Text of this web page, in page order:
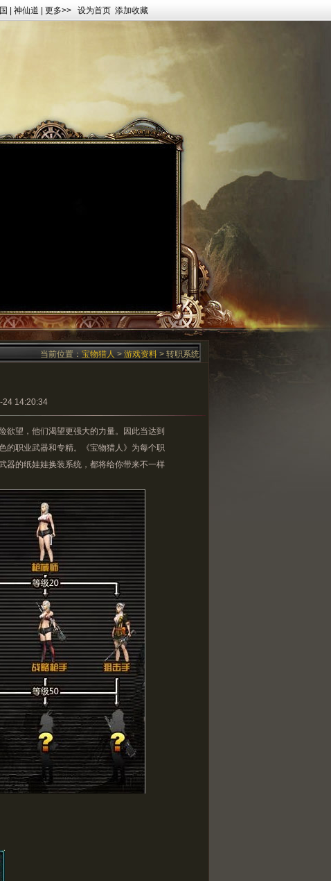
神仙道 更多>> 设为首页 添加收藏
当前位置： 宝物猎人 > 游戏资料 > 转职系统
24 14:20:34
望，他们渴望更强大的力量。因此当达到
的职业武器和专精。《宝物猎人》为每个职
器的纸娃娃换装系统，都将给你带来不一样